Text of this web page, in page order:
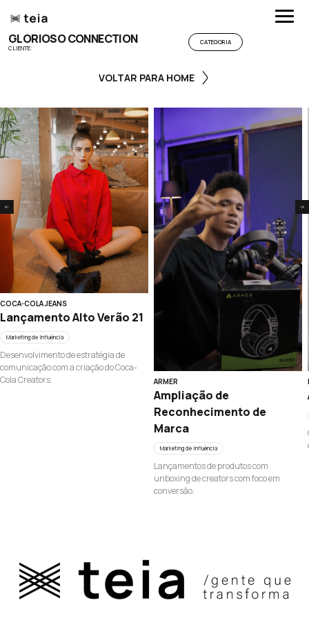
Estúdio Criativo
Influencers
Outsourcing
Contato
GLORIOSO CONNECTION
CLIENTE:
CATEGORIA
VOLTAR PARA HOME
COCA-COLA JEANS
Lançamento Alto Verão 21
Marketing de Influência
Desenvolvimento de estratégia de
comunicação com a criação do Coca-
Cola Creators.
ARMER
Ampliação de
Reconhecimento de
Marca
Marketing de Influência
Lançamentos de produtos com
unboxing de creators com foco em
conversão.